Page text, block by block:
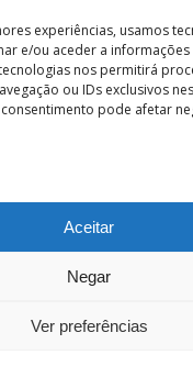
experiências, usamos
e/ou aceder a
nos permitirá
ou IDs exclusivos
pode afetar
Aceitar
Negar
Ver preferências